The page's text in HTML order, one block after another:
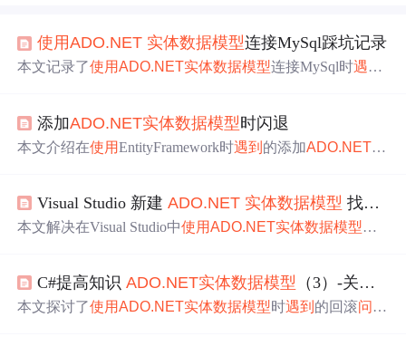
使用ADO.NET 实体数据模型连接MySql踩坑记录
本文记录了使用ADO.NET实体数据模型连接MySql时遇到
改MySql权限；2）实体框架的兼容性问题，通过安装特定
版本的MySql.Data.Entity包以匹配mysql-connector-net版本。
添加ADO.NET实体数据模型时闪退
本文介绍在使用EntityFramework时遇到 的添加ADO.NET实
建议。
Visual Studio 新建ADO.NET 实体数据模型 找不到 Mysql
本文解决在Visual Studio中使用ADO.NET实体数据模型时
C#提高知识ADO.NET实体数据模型 （3）-关于回滚
本文探讨了使用ADO.NET实体数据模型时遇到 的回滚问题